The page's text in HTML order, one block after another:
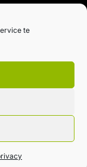
te
met
door